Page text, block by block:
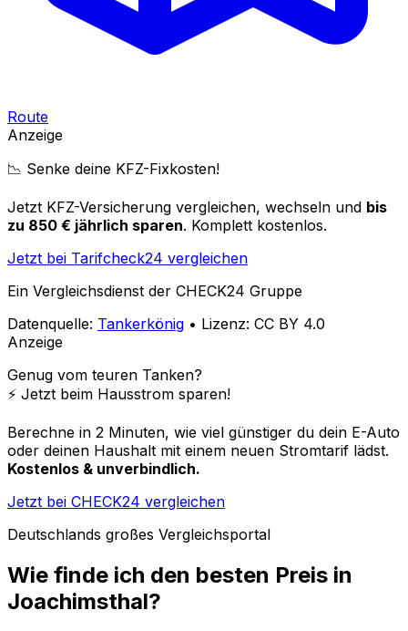
Route
Anzeige
📉 Senke deine KFZ-Fixkosten!
Jetzt KFZ-Versicherung vergleichen, wechseln und bis
zu 850 € jährlich sparen. Komplett kostenlos.
Jetzt bei Tarifcheck24 vergleichen
Ein Vergleichsdienst der CHECK24 Gruppe
Datenquelle: Tankerkönig • Lizenz: CC BY 4.0
Anzeige
Genug vom teuren Tanken?
⚡️ Jetzt beim Hausstrom sparen!
Berechne in 2 Minuten, wie viel günstiger du dein E-Auto
oder deinen Haushalt mit einem neuen Stromtarif lädst.
Kostenlos & unverbindlich.
Jetzt bei CHECK24 vergleichen
Deutschlands großes Vergleichsportal
Wie finde ich den besten Preis in
Joachimsthal?